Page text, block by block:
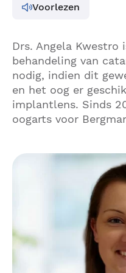
Voorlezen
Drs. Angela Kwestro
behandeling van
nodig, indien dit
en het oog er
implantlens. Sinds
oogarts voor